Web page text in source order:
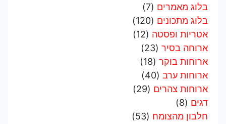
בלוג מאמרים (7)
בלוג מתכונים (120)
אטריות ופסטה (12)
ארוחה בסיר (23)
ארוחות בוקר (18)
ארוחות ערב (40)
ארוחות צהרים (29)
דגים (8)
חלבון מהצומח (53)